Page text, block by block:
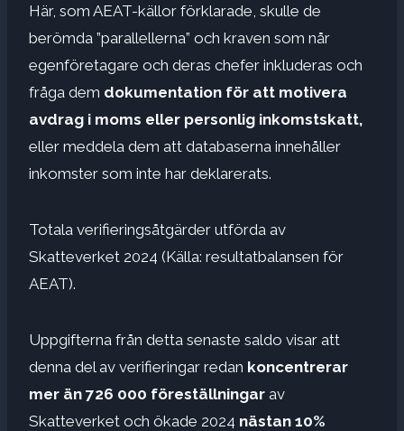
Här, som AEAT-källor förklarade, skulle de
berömda ”parallellerna” och kraven som når
egenföretagare och deras chefer inkluderas och
fråga dem dokumentation för att motivera
avdrag i moms eller personlig inkomstskatt,
eller meddela dem att databaserna innehåller
inkomster som inte har deklarerats.
Totala verifieringsåtgärder utförda av
Skatteverket 2024 (Källa: resultatbalansen för
AEAT).
Uppgifterna från detta senaste saldo visar att
denna del av verifieringar redan koncentrerar
mer än 726 000 föreställningar av
Skatteverket och ökade 2024 nästan 10%